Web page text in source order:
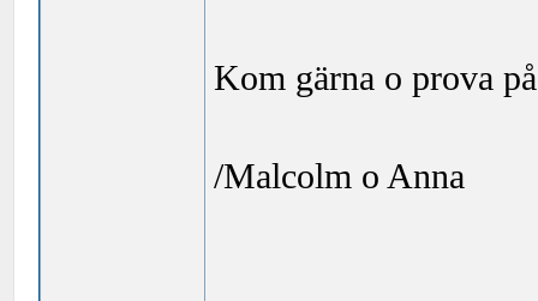
Kom gärna o prova
/Malcolm o Anna